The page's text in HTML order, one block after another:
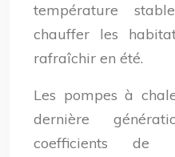
température
chauffer les
rafraîchir en été.
Les pompes à
dernière
coefficients de